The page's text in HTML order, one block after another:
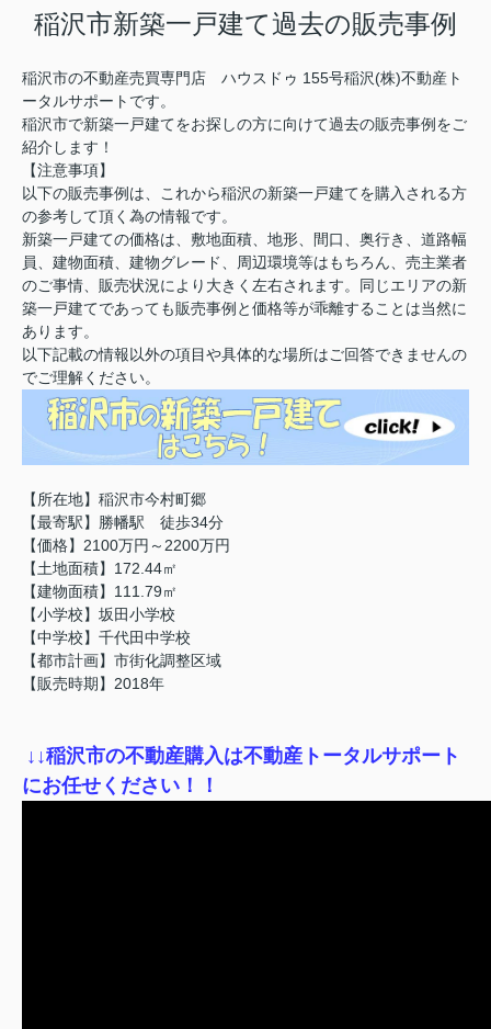
稲沢市新築一戸建て過去の販売事例
稲沢市の不動産売買専門店 ハウスドゥ 155号稲沢(株)不動産ト
ータルサポートです。
稲沢市で新築一戸建てをお探しの方に向けて過去の販売事例をご
紹介します！
【注意事項】
以下の販売事例は、これから稲沢の新築一戸建てを購入される方
の参考して頂く為の情報です。
新築一戸建ての価格は、敷地面積、地形、間口、奥行き、道路幅
員、建物面積、建物グレード、周辺環境等はもちろん、売主業者
のご事情、販売状況により大きく左右されます。同じエリアの新
築一戸建てであっても販売事例と価格等が乖離することは当然に
あります。
以下記載の情報以外の項目や具体的な場所はご回答できませんの
でご理解ください。
【所在地】稲沢市今村町郷
【最寄駅】勝幡駅 徒歩34分
【価格】2100万円～2200万円
【土地面積】172.44㎡
【建物面積】111.79㎡
【小学校】坂田小学校
【中学校】千代田中学校
【都市計画】市街化調整区域
【販売時期】2018年
↓ ↓稲沢市の不動産購入は不動産トータルサポート
にお任せください！！